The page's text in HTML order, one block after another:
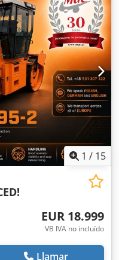
1 / 15
EUR 18.999
VB IVA no incluído
Llamar